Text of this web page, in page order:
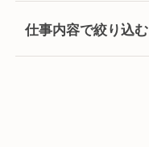
仕事内容で絞り込む